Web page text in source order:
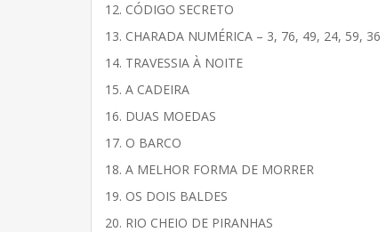
12. CÓDIGO SECRETO
13. CHARADA NUMÉRICA – 3, 76, 49, 24, 59, 36
14. TRAVESSIA À NOITE
15. A CADEIRA
16. DUAS MOEDAS
17. O BARCO
18. A MELHOR FORMA DE MORRER
19. OS DOIS BALDES
20. RIO CHEIO DE PIRANHAS